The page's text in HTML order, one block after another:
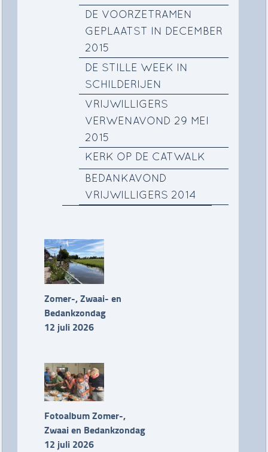
DE VOORZETRAMEN
GEPLAATST IN DECEMBER
2015
DE STILLE WEEK IN
SCHILDERIJEN
VRIJWILLIGERS
VERWENAVOND 29 MEI
2015
KERK OP DE CATWALK
BEDANKAVOND
VRIJWILLIGERS 2014
Zomer-, Zwaai- en
Bedankzondag
12 juli 2026
Fotoalbum Zomer-,
Zwaai en Bedankzondag
12 juli 2026